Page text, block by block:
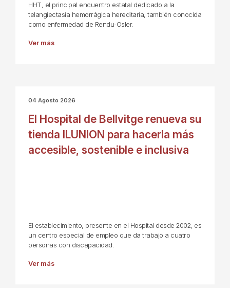
HHT, el principal encuentro estatal dedicado a la
telangiectasia hemorrágica hereditaria, también conocida
como enfermedad de Rendu-Osler.
Ver más
04 Agosto 2026
El Hospital de Bellvitge renueva su
tienda ILUNION para hacerla más
accesible, sostenible e inclusiva
El establecimiento, presente en el Hospital desde 2002, es
un centro especial de empleo que da trabajo a cuatro
personas con discapacidad.
Ver más